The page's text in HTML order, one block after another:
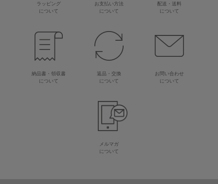
ラッピング
について
お支払い方法
について
配送・送料
について
納品書・領収書
について
返品・交換
について
お問い合わせ
について
メルマガ
について